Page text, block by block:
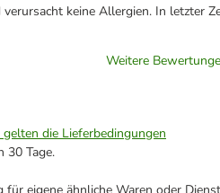
keine Allergien. In letzter
Weitere
gelten die Lieferbedingungen
30 Tage.
eigene ähnliche Waren oder